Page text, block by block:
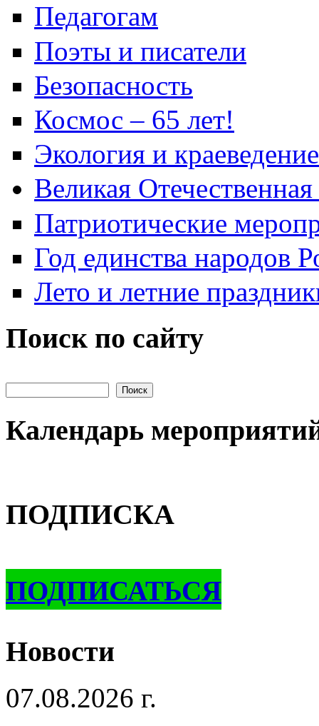
Педагогам
Поэты и писатели
Безопасность
Космос – 65 лет!
Экология и краеведение
Великая
Патриотические
Год единства народов
Лето и летние
Поиск по сайту
Календарь
ПОДПИСКА
ПОДПИСАТЬСЯ
Новости
07.08.2026 г.